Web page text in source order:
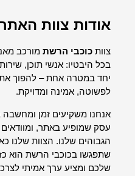
אודות צוות
צוות כוכבי הרשת מורכב
בכל היבטיו: אנשי תוכן,
יחד במטרה אחת – להפוך
לפשוטה, אמינה ומדויקת.
אנחנו משקיעים זמן
עסק שמופיע באתר,
הגבוהים שלנו. הצוות שלנו
שתפגשו בכוכבי הרשת הוא
שלכם ומציע ערך אמיתי